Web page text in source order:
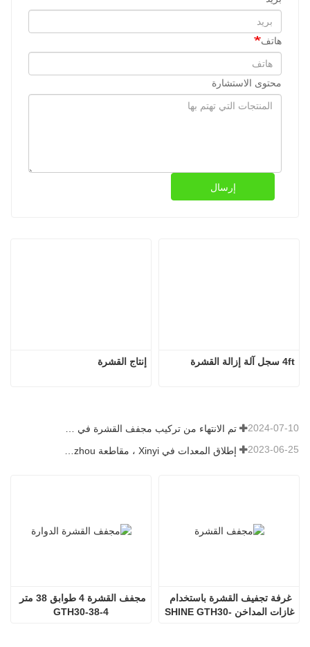
هاتف
محتوى الاستشارة
إرسال
إنتاج القشرة 4ft سجل آلة إزالة القشرة
تم الانتهاء من تركيب مجفف القشرة في رومانيا. 2024-07-10
2023-06-25
GTH30-38-4
غازات المداخن SHINE GTH30-